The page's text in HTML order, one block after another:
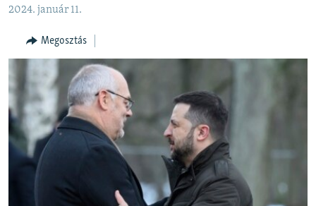
NER15
SZABADON
TÁRSADALOM
DEMOKRÁCIA
A PÉNZ NYOMÁBAN
EURÓPAI UNIÓ
VILÁG
KLÍMAVÁLTOZÁS
2024. január 11.
Megosztás